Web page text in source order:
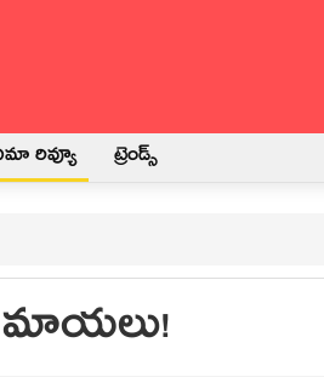
రివ్యూ ట్రెండ్స్
మాయలు!